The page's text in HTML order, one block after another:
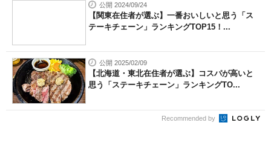
公開 2024/09/24
【関東在住者が選ぶ】一番おいしいと思う「ス
テーキチェーン」ランキングTOP15！...
公開 2025/02/09
【北海道・東北在住者が選ぶ】コスパが高いと
思う「ステーキチェーン」ランキングTO...
Recommended by